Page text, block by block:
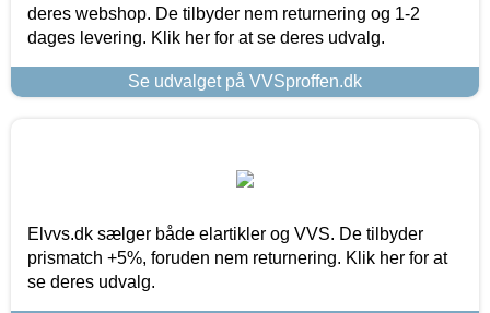
deres webshop. De tilbyder nem returnering og 1-2
dages levering. Klik her for at se deres udvalg.
Se udvalget på VVSproffen.dk
Elvvs.dk sælger både elartikler og VVS. De tilbyder
prismatch +5%, foruden nem returnering. Klik her for at
se deres udvalg.